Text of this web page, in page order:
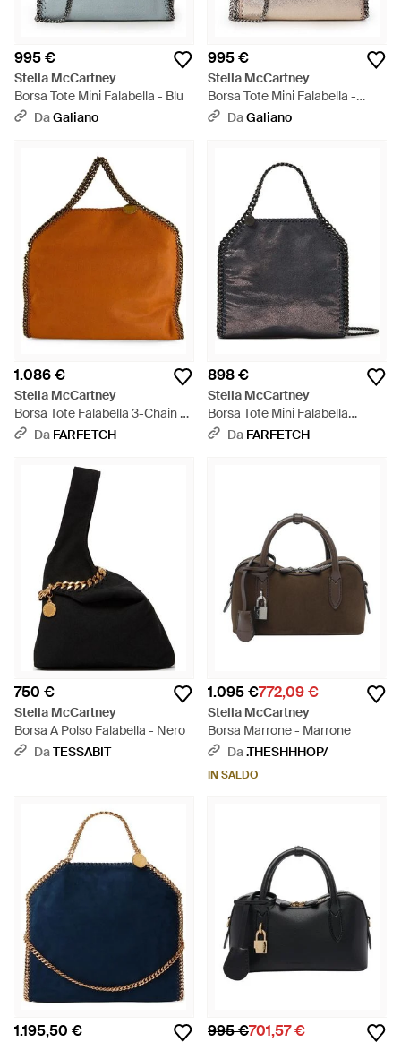
995 €
Stella McCartney
Borsa Tote Mini Falabella - Blu
DaGaliano
995 €
Stella McCartney
Borsa Tote Mini Falabella -
Neutro
DaGaliano
1.086 €
Stella McCartney
Borsa Tote Falabella 3-Chain -
Marrone
Da FARFETCH
898 €
Stella McCartney
Borsa Tote Mini Falabella
Metallizzata - Nero
Da FARFETCH
750 €
Stella McCartney
Borsa A Polso Falabella - Nero
DaTESSABIT
1.095 €772,09 €
Stella McCartney
Borsa Marrone - Marrone
Da.THESHHHOP/
IN SALDO
1.195,50 € 995 €701,57 €